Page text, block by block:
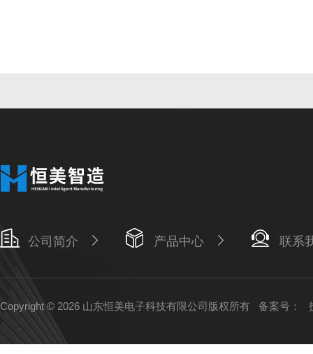
公司简介 产品中心 联系
Copyright © 2026 山东恒美电子科技有限公司版权所有 备案号：